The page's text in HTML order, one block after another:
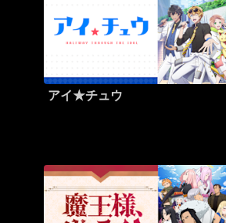
アイ★チュウ